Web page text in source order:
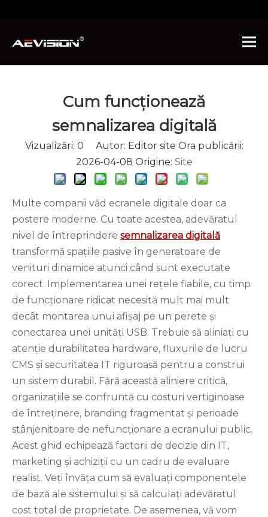
funcționează Digital Signage
Cum funcționează
semnalizarea digitală
Vizualizări: 0 Autor: Editor site Ora publicării:
2026-04-08 Origine: Site
Multe companii văd ecranele digitale doar ca
postere moderne. Cu toate acestea, adevăratul
nivel de întreprindere semnalizarea digitală
transformă spațiile pasive în generatoare de
venituri dinamice atunci când sunt executate
corect. Implementarea unei rețele fiabile, cu timp
de funcționare ridicat necesită mult mai mult
decât montarea unui afișaj pe un perete și
conectarea unei unități USB. Trebuie să aliniați cu
atenție durabilitatea hardware, fluxurile de lucru
CMS și securitatea IT riguroasă pentru a construi
un sistem durabil. Fără această aliniere critică,
organizațiile se confruntă cu costuri vertiginoase
de întreținere, branding fragmentat și perioade
stânjenitoare de nefuncționare a ecranului public.
Acest ghid echipează factorii de decizie din IT,
marketing și achiziții cu un cadru de evaluare
realist. Veți învăța cum să evaluați componentele
de bază ale sistemului și să calculați adevăratul
cost total de proprietate. De asemenea, vă vom